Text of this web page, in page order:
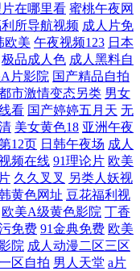
91无码超碰爱搞 男同肛
无 亚洲欧美国产日产精品
日韩?无v码在线播放 污版
午夜免费视频在线观看 A
女被男人侵犯 在线观看高
碰碰 无码窝导航 国产αv无
欧美一区 91精选国产大
在哪里看 蜜桃午夜网
所导航视频 成人片免
欧美 午夜视频123 日本
极品成人色 成人黑料自
片影院 国产精品自拍
市激情变态另类 男女
看 国产婷婷五月天 无
美女黄色18 亚洲午夜
12页 日韩午夜场 成人
频在线 91理论片 欧美
久久叉叉 另类人妖视
黄色网址 豆花福利视
欧美A级黄色影院 丁香
免费 91金典免费 欧美
院 成人动漫二区三区
区自拍 男人天堂 a片